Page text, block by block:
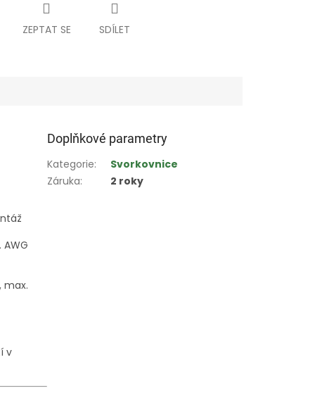
ZEPTAT SE SDÍLET
max.
v
Doplňkové parametry
Kategorie:
Svorkovnice
Záruka: 2 roky